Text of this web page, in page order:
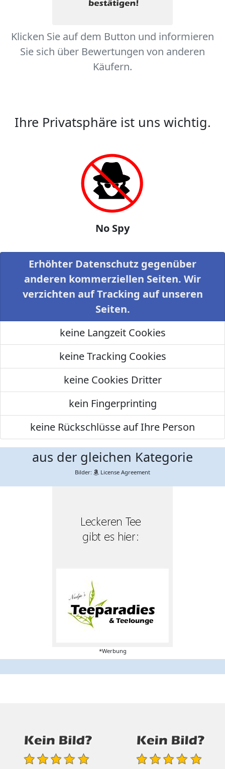
Klicken Sie auf dem Button und informieren
Sie sich über Bewertungen von anderen
Käufern.
Ihre Privatsphäre ist uns wichtig.
No Spy
Erhöhter Datenschutz gegenüber
anderen kommerziellen Seiten. Wir
verzichten auf Tracking auf unseren
Seiten.
keine Langzeit Cookies
keine Tracking Cookies
keine Cookies Dritter
kein Fingerprinting
keine Rückschlüsse auf Ihre Person
aus der gleichen Kategorie
Bilder: License Agreement
*Werbung